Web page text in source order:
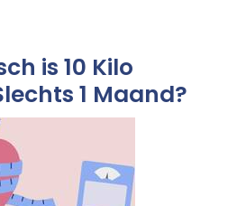
is 10 Kilo
1 Maand?